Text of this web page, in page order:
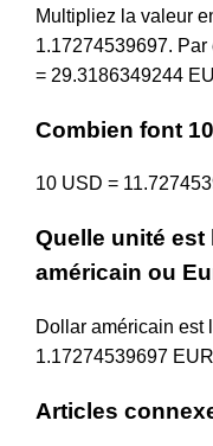
Multipliez la valeur
1.17274539697.
= 29.3186349244
Combien font
10 USD =
Quelle unité est
américain ou
Dollar américain est
1.17274539697
Articles